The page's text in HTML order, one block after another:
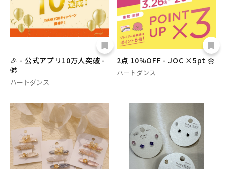
🎉 - 公式アプリ10万人突破 -
㊗️
ハートダンス
2点 10%OFF - JOC ×5pt 🌼
ハートダンス